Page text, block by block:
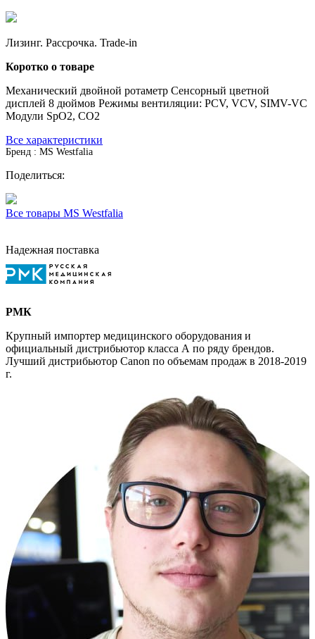
Лизинг. Рассрочка. Trade-in
Коротко о товаре
Механический двойной ротаметр Сенсорный цветной
дисплей 8 дюймов Режимы вентиляции: PCV, VCV, SIMV-VC
Модули SpО2, CO2
Все характеристики
Бренд : MS Westfalia
Поделиться:
Все товары MS Westfalia
Надежная поставка
РМК
Крупный импортер медицинского оборудования и
официальный дистрибьютор класса А по ряду брендов.
Лучший дистрибьютор Canon по объемам продаж в 2018-2019
г.